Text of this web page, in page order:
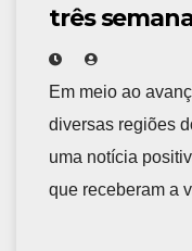
três
Em meio ao
diversas regiões
uma notícia
que receberam a